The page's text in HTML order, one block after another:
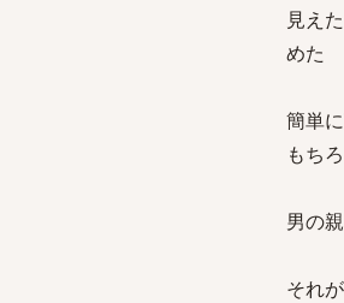
見え
めた
簡単
もち
男の
それ